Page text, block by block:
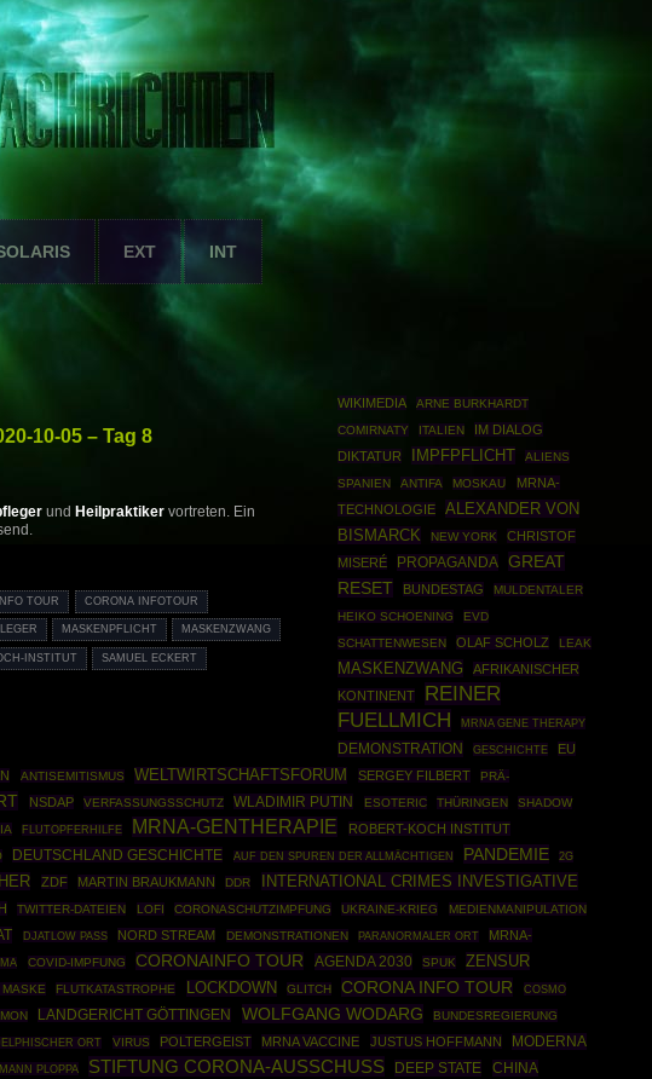
EXT INT
10-05 – Tag 8
und Heilpraktikervortreten. Ein
TOUR CORONA INFOTOUR
MASKENPFLICHT MASKENZWANG
INSTITUT SAMUEL ECKERT
WIKIMEDIA
ARNE BURKHARDT
COMIRNATY
ITALIEN
IM DIALOG
DIKTATUR
IMPFPFLICHT
ALIENS
SPANIEN
ANTIFA MOSKAU
MRNA-
TECHNOLOGIE
ALEXANDER VON
BISMARCK
NEW YORK
CHRISTOF
MISERÉ
PROPAGANDA
GREAT
RESET
BUNDESTAG
MULDENTALER
HEIKO SCHOENING
EVD
SCHATTENWESEN
OLAF SCHOLZ LEAK
MASKENZWANG
AFRIKANISCHER
KONTINENT
REINER
FUELLMICH
MRNA GENE THERAPY
DEMONSTRATION GESCHICHTE EU
ANTISEMITISMUS WELTWIRTSCHAFTSFORUM SERGEY FILBERT
PRÄ-
NSDAP VERFASSUNGSSCHUTZ WLADIMIR PUTIN ESOTERIC THÜRINGEN
SHADOW
FLUTOPFERHILFE MRNA-GENTHERAPIE ROBERT-KOCH INSTITUT
DEUTSCHLAND GESCHICHTE AUF DEN SPUREN DER ALLMÄCHTIGEN PANDEMIE 2G
ZDF MARTIN BRAUKMANN DDR
INTERNATIONAL CRIMES INVESTIGATIVE
TWITTER-DATEIEN LOFI CORONASCHUTZIMPFUNG UKRAINE-KRIEG MEDIENMANIPULATION
DJATLOW PASS NORD STREAM DEMONSTRATIONEN PARANORMALER ORT
MRNA-
COVID-IMPFUNG CORONAINFO TOUR AGENDA 2030 SPUK ZENSUR
MASKE FLUTKATASTROPHE LOCKDOWN GLITCH CORONA INFO TOUR COSMO
LANDGERICHT GÖTTINGEN WOLFGANG WODARG BUNDESREGIERUNG
ORT VIRUS POLTERGEIST MRNA VACCINE JUSTUS HOFFMANN MODERNA
PLOPPA STIFTUNG CORONA-AUSSCHUSS DEEP STATE CHINA